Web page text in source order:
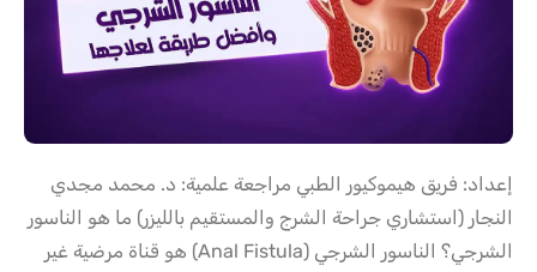
إعداد: فريق هيموكيور الطبي مراجعة علمية: د. محمد مجدي
النجار (استشاري جراحة الشرج والمستقيم بالليزر) ما هو الناسور
الشرجي؟ الناسور الشرجي (Anal Fistula) هو قناة مرضية غير